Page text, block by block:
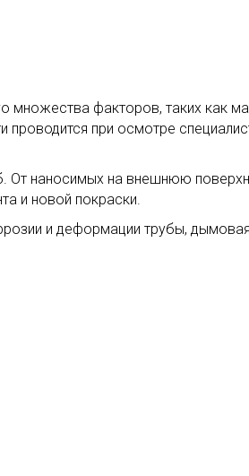
факторов, таких как
проводится при осмотре
От наносимых на внешнюю
и новой покраски.
и деформации трубы,